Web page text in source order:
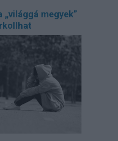
„világgá megyek”